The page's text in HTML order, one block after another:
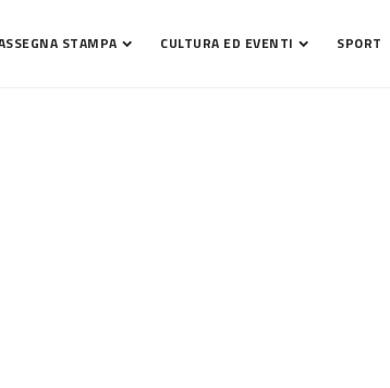
STAMPA CULTURA ED EVENTI SPORT